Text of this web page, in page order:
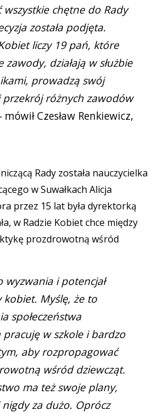
wszystkie chętne do Rady
została podjęta.
liczy 19 pań, które
działają w służbie
prowadzą swój
przekrój różnych zawodów
mówił Czesław Renkiewicz,
Rady została nauczycielka
w Suwałkach Alicja
przez 15 lat była dyrektorką
w Radzie Kobiet chce między
prozdrowotną wśród
wyzwania i potencjał
kobiet. Myślę, że to
społeczeństwa
pracuję w szkole i bardzo
aby rozpropagować
wśród dziewcząt.
ma też swoje plany,
za dużo. Oprócz